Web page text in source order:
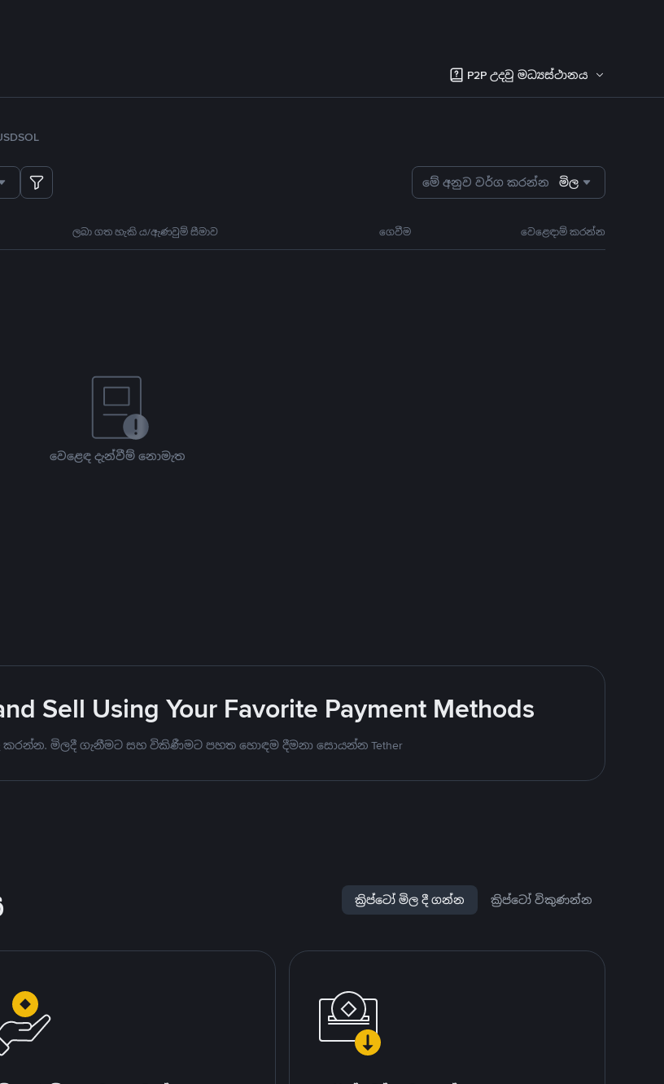
P2P උදවු මධ්‍යස්ථානය
SOL
මේ අනුව වර්ග කරන්න මිල
ලබා ගත හැකි ය/ඇණවුම් සීමාව ගෙවීම වෙළෙඳාම් කරන්න
වෙළෙඳ දැන්වීම් නොමැත
Sell Using Your Favorite Payment Methods
කරන්න. මිලදී ගැනීමට සහ විකිණීමට පහත හොඳම දීමනා සොයන්න Tether
ක්‍රිප්ටෝ මිල දී ගන්න ක්‍රිප්ටෝ විකුණන්න